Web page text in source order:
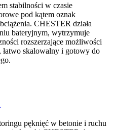
stabilności w czasie
pod kątem oznak
CHESTER działa
bateryjnym, wytrzymuje
rozszerzające możliwości
łatwo skalowalny i gotowy do
pęknięć w betonie i ruchu